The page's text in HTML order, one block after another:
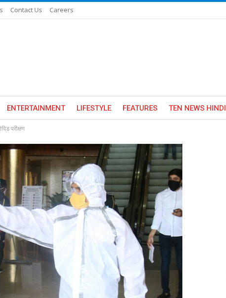
Contact Us Careers
ENTERTAINMENT LIFESTYLE FEATURES TEN NEWS HINDI
परीक्षण